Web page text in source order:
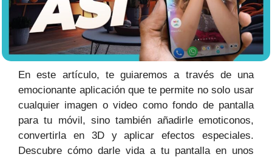
En este artículo, te guiaremos a través de una
emocionante aplicación que te permite no solo usar
cualquier imagen o video como fondo de pantalla
para tu móvil, sino también añadirle emoticonos,
convertirla en 3D y aplicar efectos especiales.
Descubre cómo darle vida a tu pantalla en unos